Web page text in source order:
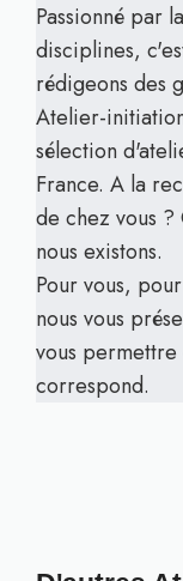
Passionné par
disciplines,
rédigeons des
Atelier-
sélection
France. A la
de chez vous
nous existons.
Pour vous,
nous vous
vous
correspond.